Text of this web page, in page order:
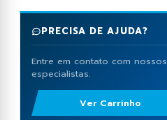
PRECISA DE AJUDA?
Entre em contato com nossos
especialistas.
Ver Carrinho